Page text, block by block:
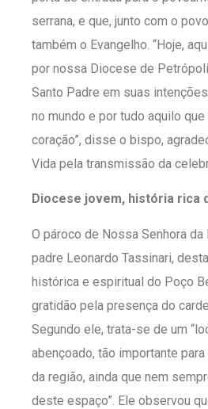
serrana, e que, junto com o
também o Evangelho. “Hoje,
por nossa Diocese de
Santo Padre em suas
no mundo e por tudo aquilo
coração”, disse o bispo,
Vida pela transmissão da
Diocese jovem, história rica
O pároco de Nossa Senhora
padre Leonardo Tassinari,
histórica e espiritual do Poço
gratidão pela presença do
Segundo ele, trata-se de um
abençoado, tão importante
da região, ainda que nem
deste espaço”. Ele observou